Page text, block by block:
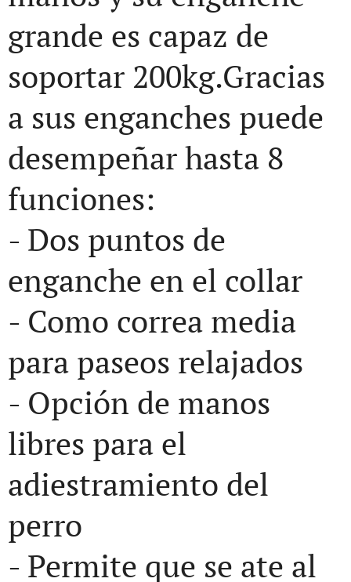
grande es capaz de
soportar 200kg.Gracias
a sus enganches puede
desempeñar hasta 8
funciones:
- Dos puntos de
enganche en el collar
- Como correa media
para paseos relajados
- Opción de manos
libres para el
adiestramiento del
perro
- Permite que se ate al